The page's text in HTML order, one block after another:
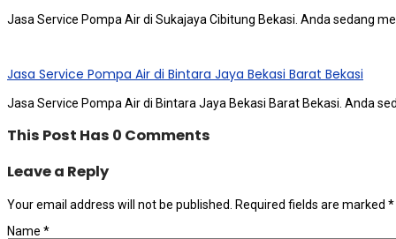
Jasa Service Pompa Air di Sukajaya Cibitung Bekasi. Andа ѕеdаng
Jasa Service Pompa Air di Bintara Jaya Bekasi Barat Bekasi
Jasa Service Pompa Air di Bintara Jaya Bekasi Barat Bekasi. Andа
This Post Has 0 Comments
Leave a Reply
Your email address will not be published. Required fields are marked *
Name *